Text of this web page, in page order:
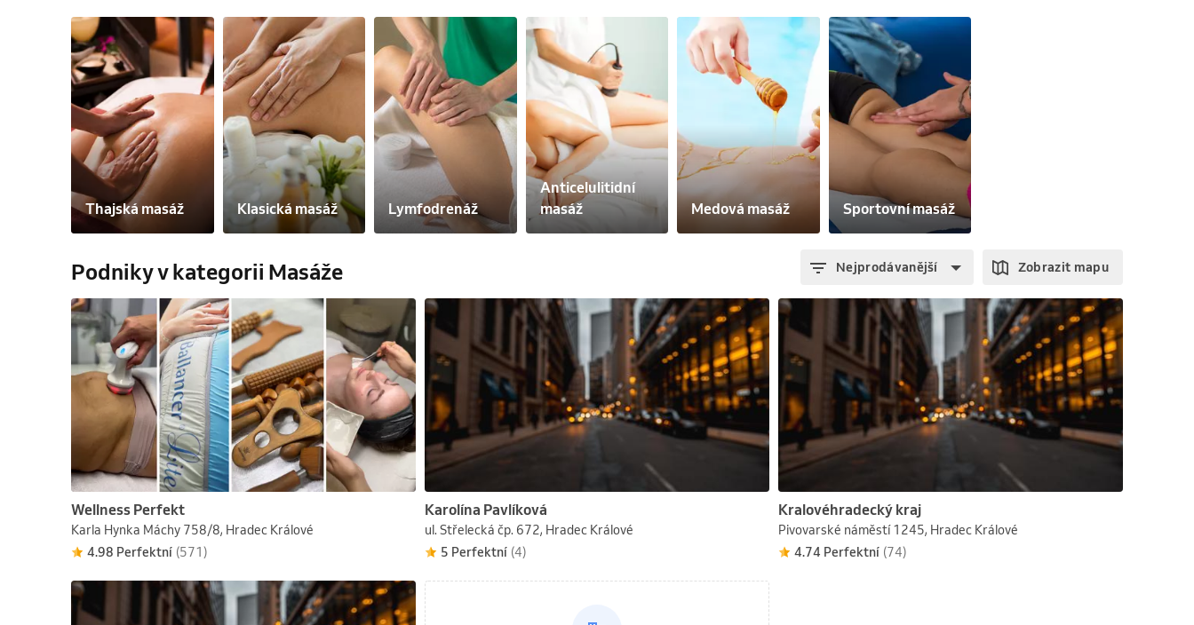
Thajská masáž Klasická masáž Lymfodrenáž
Anticelulitidní
masáž
Medová masáž Sportovní masáž
Podniky v kategorii Masáže Nejprodávanější Zobrazit mapu
Wellness Perfekt
Karla Hynka Máchy 758/8, Hradec Králové
4.98 Perfektní (571)
Karolína Pavlíková
ul. Střelecká čp. 672, Hradec Králové
5 Perfektní (4)
Kralovéhradecký kraj
Pivovarské náměstí 1245, Hradec Králové
4.74 Perfektní (74)